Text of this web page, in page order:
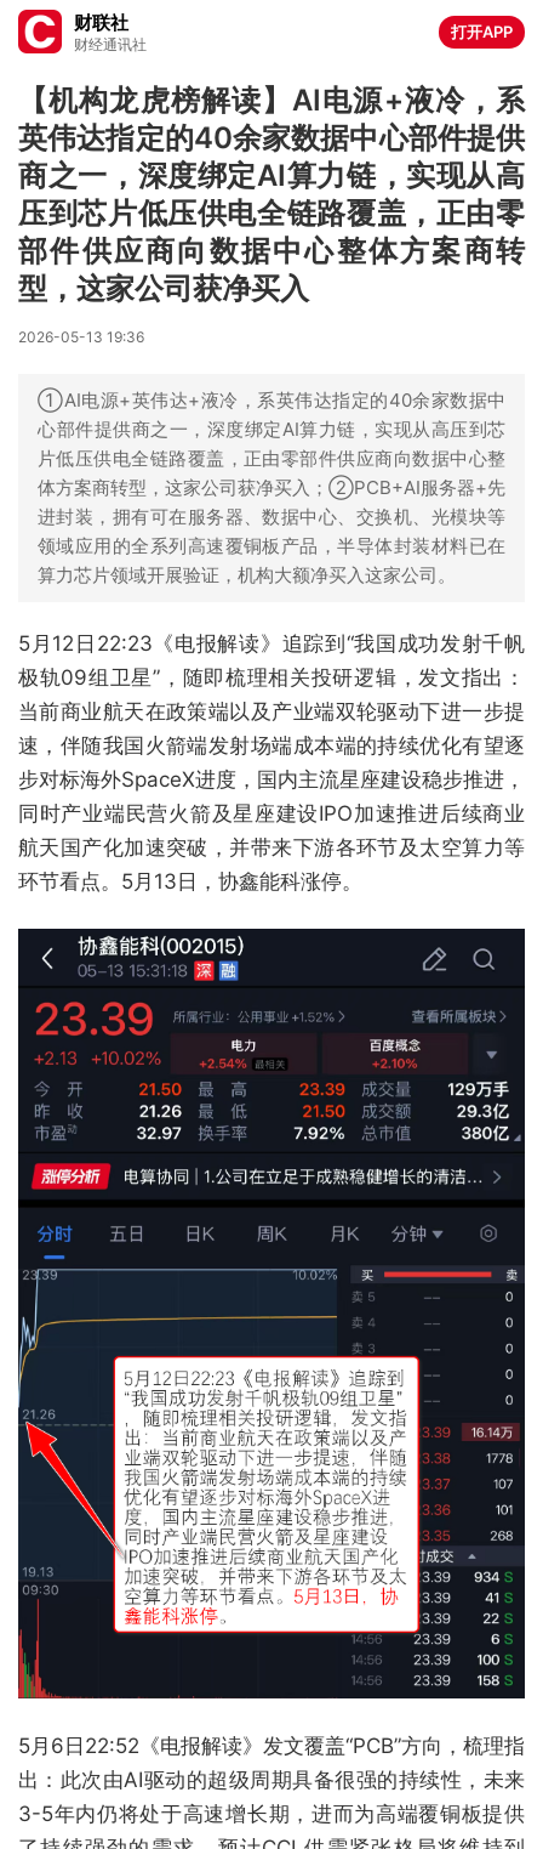
财联社
财经通讯社
打开APP
【机构龙虎榜解读】AI电源+液冷，系
英伟达指定的40余家数据中心部件提供
商之一，深度绑定AI算力链，实现从高
压到芯片低压供电全链路覆盖，正由零
部件供应商向数据中心整体方案商转
型，这家公司获净买入
2026-05-13 19:36
①AI电源+英伟达+液冷，系英伟达指定的40余家数据中
心部件提供商之一，深度绑定AI算力链，实现从高压到芯
片低压供电全链路覆盖，正由零部件供应商向数据中心整
体方案商转型，这家公司获净买入；②PCB+AI服务器+先
进封装，拥有可在服务器、数据中心、交换机、光模块等
领域应用的全系列高速覆铜板产品，半导体封装材料已在
算力芯片领域开展验证，机构大额净买入这家公司。
5月12日22:23《电报解读》追踪到“我国成功发射千帆
极轨09组卫星”，随即梳理相关投研逻辑，发文指出：
当前商业航天在政策端以及产业端双轮驱动下进一步提
速，伴随我国火箭端发射场端成本端的持续优化有望逐
步对标海外SpaceX进度，国内主流星座建设稳步推进，
同时产业端民营火箭及星座建设IPO加速推进后续商业
航天国产化加速突破，并带来下游各环节及太空算力等
环节看点。5月13日，协鑫能科涨停。
5月6日22:52《电报解读》发文覆盖“PCB”方向，梳理指
出：此次由AI驱动的超级周期具备很强的持续性，未来
3-5年内仍将处于高速增长期，进而为高端覆铜板提供